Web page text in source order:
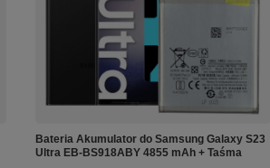
Bateria Akumulator do Samsung Galaxy S23
Ultra EB-BS918ABY 4855 mAh + Taśma